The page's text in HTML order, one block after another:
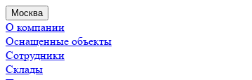
Москва
О компании
Оснащенные объекты
Сотрудники
Склады